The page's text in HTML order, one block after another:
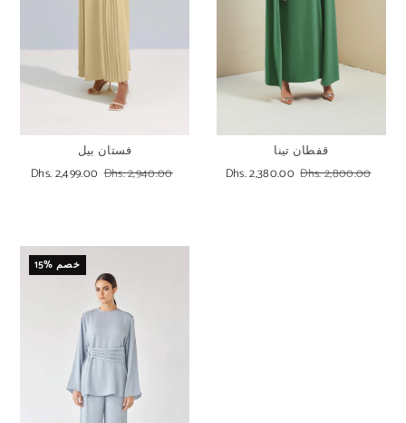
فستان بيل
Dhs. 2,499.00 Dhs. 2,940.00
قفطان تينا
Dhs. 2,380.00 Dhs. 2,800.00
15% خصم